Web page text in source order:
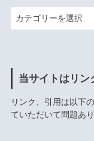
当サイトはリン
リンク、引用は以下
ていただいて問題あり